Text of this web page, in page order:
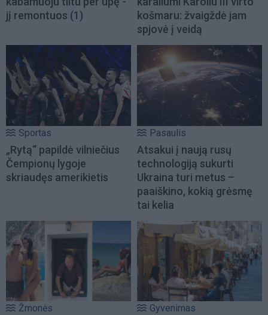
jį remontuos (1)
košmaru: žvaigždė jam
spjovė į veidą
Sportas
„Rytą“ papildė vilniečius
Čempionų lygoje
skriaudęs amerikietis
Pasaulis
Atsakui į naują rusų
technologiją sukurti
Ukraina turi metus –
paaiškino, kokią grėsmę
tai kelia
Žmonės Gyvenimas